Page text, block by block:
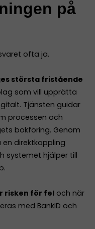
på
ofta ja.
största fristående
som vill upprätta
Tjänsten guidar
processen och
bokföring. Genom
en direktkoppling
systemet hjälper till
risken för fel och när
med BankID och